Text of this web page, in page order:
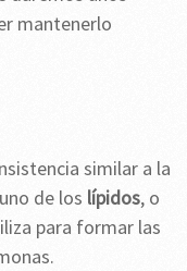
mantenerlo
similar a la
de los lípidos, o
para formar las